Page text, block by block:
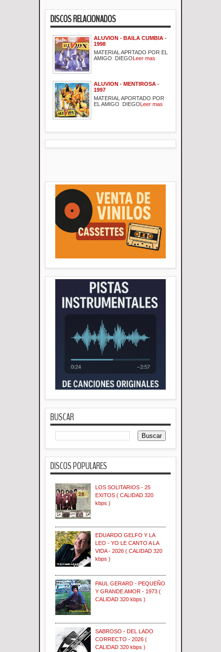
DISCOS RELACIONADOS
ALUVION - BAILA CUMBIA -
1998
MATERIAL APRTADO POR EL
AMIGO DIEGO Leer mas
ALUVION - MENTIROSA -
1997
MATERIAL APORTADO POR
EL AMIGO DIEGO Leer mas
BUSCAR
DISCOS POPULARES
LOS SOLITARIOS - 25
EXITOS ( CALIDAD 320
kbps )
EDUARDO GELFO Y LA
LEO - YO LE CANTO A LA
VIDA - 2026 ( CALIDAD 320
kbps )
PAUL GERARD - PEQUEÑO
Y GRANDE AMOR - 1973 (
CALIDAD 320 kbps )
SABROSO - DEL LADO
CORRECTO - 2026 (
CALIDAD 320 kbps )